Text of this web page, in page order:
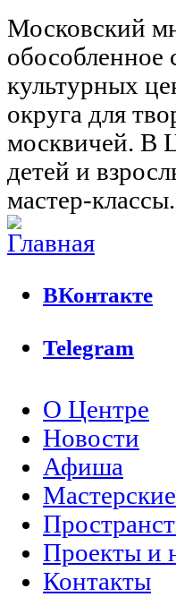
Московский
обособленное
культурных
округа для
москвичей. В
детей и
мастер-классы.
ВКонтакте
Telegram
Главное меню
О Центре
Новости
Афиша
Мастерские
Проекты и
Контакты